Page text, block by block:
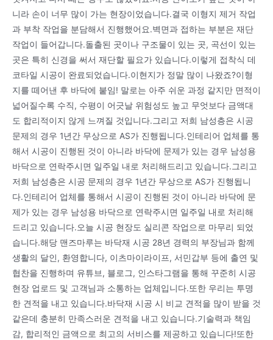
니라 손이 너무 많이 가는 현장이었습니다.결국 이형지 제거 작업
과 부착 작업을 분담해서 진행했어요.벽면과 접하는 부분은 재단
작업이 들어갑니다.돌출된 곳이나 구조물이 있는 곳, 곡선이 있는
곳은 특히 신경을 써서 재단할 필요가 있습니다.이렇게 접착식 데
코타일 시공이 완료되었습니다.이현지가 정말 많이 나왔죠?이형
지를 떼어낸 후 바닥에 붙임! 말로는 아주 쉬운 과정 같지만 면적이
넓어질수록 수직, 수평이 어긋날 위험성도 높고 무엇보다 금액대
도 합리적이지 않게 느껴질 것입니다.그리고 저희 남성층은 시공
문제의 경우 1년간 무상으로 AS가 진행됩니다.인테리어 업체를 통
해서 시공이 진행된 것이 아니라 바닥에 문제가 있는 경우 남성용
바닥으로 연락주시면 일주일 내로 처리해드리고 있습니다.그리고
저희 남성층은 시공 문제의 경우 1년간 무상으로 AS가 진행됩니
다.인테리어 업체를 통해서 시공이 진행된 것이 아니라 바닥에 문
제가 있는 경우 남성용 바닥으로 연락주시면 일주일 내로 처리해
드리고 있습니다.오늘 시공 현장도 실리콘 작업으로 마무리 되었
습니다.해당 맨즈마루는 바닥재 시공 28년 경력의 부장님과 함께
생활의 달인, 환영합니다, 이츠마이라이프, 서민갑부 등에 출연 및
협찬을 진행하며 유튜브, 블로그, 인스타그램을 통해 꾸준히 시공
현장 업로드 및 고객님과 소통하는 업체입니다.또한 우리는 투명
한 견적을 내고 있습니다.바닥재 시공 시 비교 견적을 많이 받을 것
같은데 충분히 만족스러운 견적을 내고 있습니다.기술력과 책임
감, 합리적인 금액으로 최고의 서비스를 제공하고 있습니다!또한